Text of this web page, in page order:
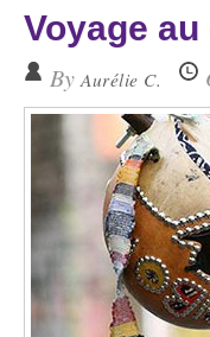
Voyage
By Aurélie C.